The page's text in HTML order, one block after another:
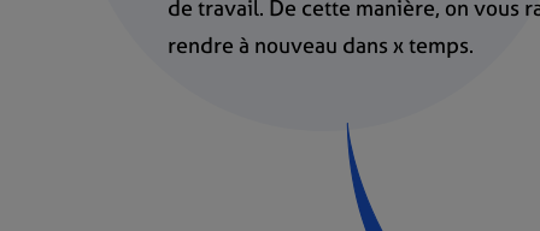
de travail. De cette manière, on vous
rendre à nouveau dans x temps.